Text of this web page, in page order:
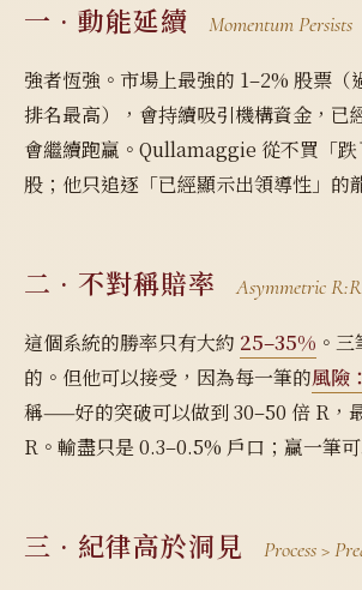
一 · 動能延續 Momentum Persists
強者恆強。市場上最強的 1–2% 股票（
排名最高），會持續吸引機構資金，已
會繼續跑贏。Qullamaggie 從不買「
股；他只追逐「已經顯示出領導性」的
二 · 不對稱賠率 Asymmetric R:R
這個系統的勝率只有大約 25–35% 。
的。但他可以接受，因為每一筆的風險
稱——好的突破可以做到 30–50 倍 R，
R。輸盡只是 0.3–0.5% 戶口；贏一筆
三 · 紀律高於洞見 Process >